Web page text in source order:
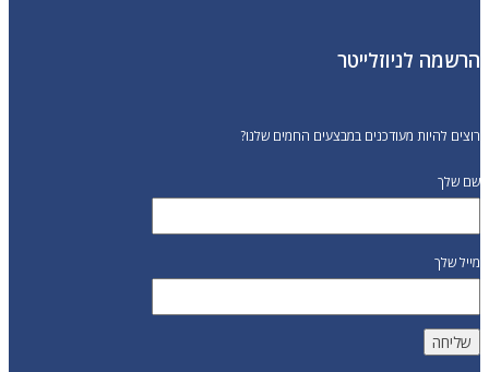
הרשמה לניוזלייטר
רוצים להיות מעודכנים במבצעים החמים שלנו?
שם שלך
מייל שלך